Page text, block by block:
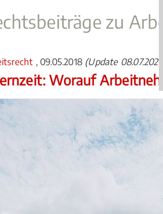
zu
, 09.05.2018 (Update 08.07.2026)
Worauf